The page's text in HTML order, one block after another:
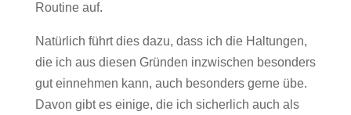
Routine auf.
Natürlich führt dies dazu, dass ich die Haltungen,
die ich aus diesen Gründen inzwischen besonders
gut einnehmen kann, auch besonders gerne übe.
Davon gibt es einige, die ich sicherlich auch als